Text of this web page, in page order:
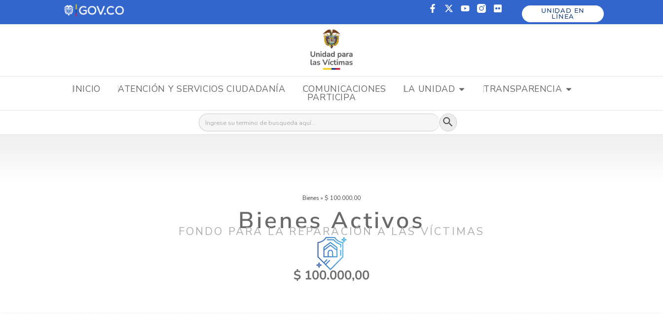
UNIDAD EN
LÍNEA
INICIO ATENCIÓN Y SERVICIOS CIUDADANÍA COMUNICACIONES LA UNIDAD TRANSPARENCIA
PARTICIPA
Buscar: Botón de búsqueda
Bienes » $ 100.000,00
Bienes Activos
FONDO PARA LA REPARACIÓN A LAS VÍCTIMAS
$ 100.000,00